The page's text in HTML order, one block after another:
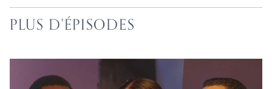
PLUS D'ÉPISODES